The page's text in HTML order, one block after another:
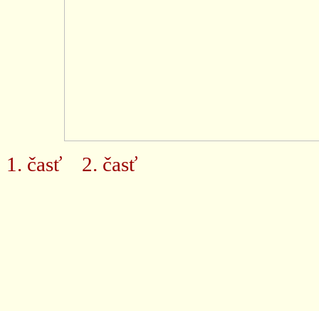
1. časť 2. časť